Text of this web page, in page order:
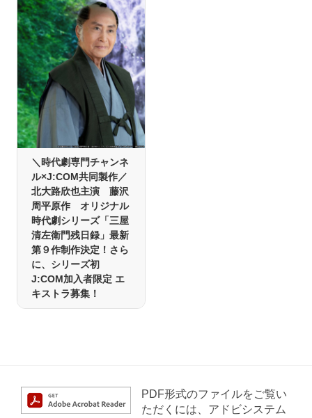
＼時代劇専門チャンネ
ル×J:COM共同製作／
北大路欣也主演 藤沢
周平原作 オリジナル
時代劇シリーズ「三屋
清左衛門残日録」最新
第９作制作決定！さら
に、シリーズ初
J:COM加入者限定 エ
キストラ募集！
PDF形式のファイルをご覧い
ただくには、アドビシステム